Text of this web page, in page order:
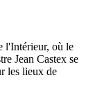
l'Intérieur, où le
Jean Castex se
les lieux de